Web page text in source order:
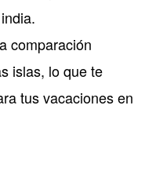
comparación
islas, lo que te
tus vacaciones en